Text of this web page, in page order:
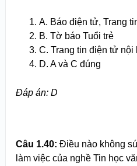
A. Báo điện tử, Trang
B. Tờ báo Tuổi trẻ
C. Trang tin điện tử nội
D. A và C đúng
Đáp án: D
Câu 1.40: Điều nào không
làm việc của nghề Tin học